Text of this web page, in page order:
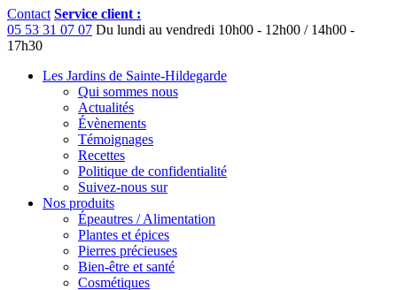
Contact Service client :
05 53 31 07 07 Du lundi au vendredi 10h00 - 12h00 / 14h00 -
17h30
Les Jardins de Sainte-Hildegarde
Qui sommes nous
Actualités
Évènements
Témoignages
Recettes
Politique de confidentialité
Suivez-nous sur
Nos produits
Épeautres / Alimentation
Plantes et épices
Pierres précieuses
Bien-être et santé
Cosmétiques